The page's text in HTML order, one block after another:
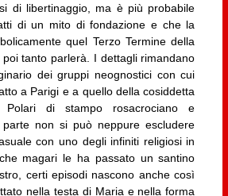
di libertinaggio, ma è più probabile
di un mito di fondazione e che la
quel Terzo Termine della
tanto parlerà. I dettagli rimandano
dei gruppi neognostici con cui
a Parigi e a quello della cosiddetta
Polari di stampo rosacrociano e
parte non si può neppure escludere
con uno degli infiniti religiosi in
magari le ha passato un santino
certi episodi nascono anche così
nella testa di Maria e nella forma